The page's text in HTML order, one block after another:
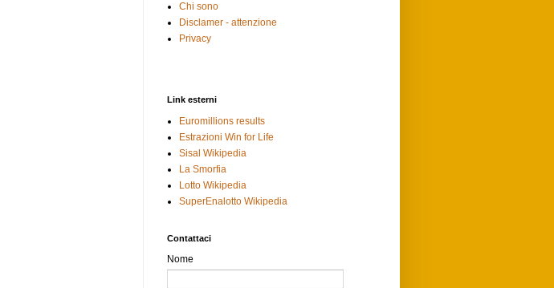
Chi sono
Disclamer - attenzione
Privacy
Link esterni
Euromillions results
Estrazioni Win for Life
Sisal Wikipedia
La Smorfia
Lotto Wikipedia
SuperEnalotto Wikipedia
Contattaci
Nome